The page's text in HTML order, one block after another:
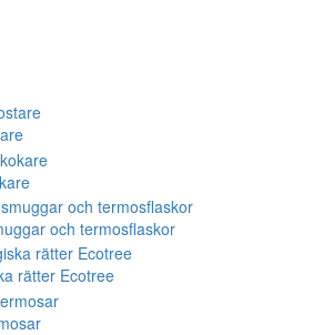
och termosflaskor
rätter Ecotree